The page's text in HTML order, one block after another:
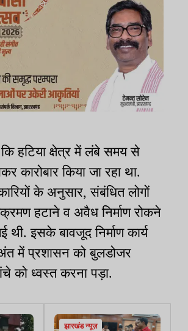
कि हटिया क्षेत्र में लंबे समय से
कारोबार किया जा रहा था.
के अनुसार, संबंधित लोगों
हटाने व अवैध निर्माण रोकने
थी. इसके बावजूद निर्माण कार्य
में प्रशासन को बुलडोजर
को ध्वस्त करना पड़ा.
झारखंड न्यूज़